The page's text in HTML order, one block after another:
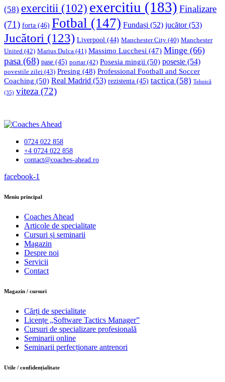
(58) exercitii (102) exercitiu (183) Finalizare
(71) forta (46) Fotbal (147) Fundași (52) jucător(53)
Jucători (123) Liverpool (44) Manchester City (40) Manchester
United (42) Marius Dulca (41) Massimo Lucchesi (47) Minge (66)
pasa (68) pase (45) portar(42) Posesia mingii (50) posesie (54)
povestile zilei (43) Presing (48) Professional Football and Soccer
Coaching (50) Real Madrid (53) rezistenta (45) tactica (58) Tehnică
(35) viteza (72)
0724 022 858
+4 0724 022 858
contact@coaches-ahead.ro
facebook-1
Meniu principal
Coaches Ahead
Articole de specialitate
Cursuri și seminarii
Magazin
Despre noi
Servicii
Contact
Magazin / cursuri
Cărți de specialitate
Licențe „Software Tactics Manager”
Cursuri de specializare profesională
Seminarii online
Seminarii perfecționare antrenori
Utile / confidențialitate